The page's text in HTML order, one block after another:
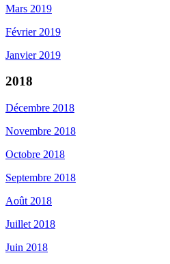
Mars 2019
Février 2019
Janvier 2019
2018
Décembre 2018
Novembre 2018
Octobre 2018
Septembre 2018
Août 2018
Juillet 2018
Juin 2018